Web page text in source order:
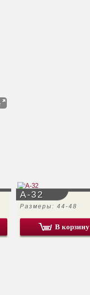
А-32
Размеры: 44-48
В корзину